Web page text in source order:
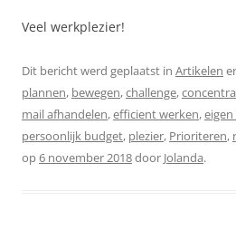
Veel werkplezier!
Dit bericht werd geplaatst in Artikelen
plannen, bewegen,challenge,
mail afhandelen,efficient werken,
persoonlijk budget, plezier, Prioriteren,
op6 november 2018door Jolanda.